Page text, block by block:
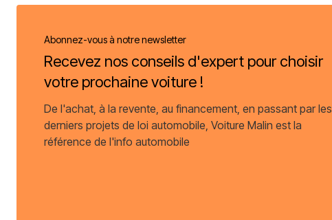
Abonnez-vous à notre newsletter
Recevez nos conseils d'expert pour choisir
votre prochaine voiture !
De l'achat, à la revente, au financement, en passant par les
derniers projets de loi automobile, Voiture Malin est la
référence de l'info automobile